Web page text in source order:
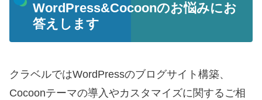
WordPress&Cocoonのお悩みにお
答えします
クラベルではWordPressのブログサイト構築、
Cocoonテーマの導入やカスタマイズに関するご相